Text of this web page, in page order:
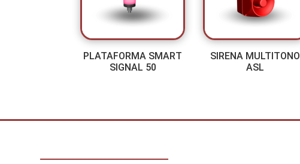
PLATAFORMA SMART
SIGNAL 50
SIRENA MULTITONO
ASL